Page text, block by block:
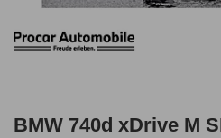
BMW 740d xDrive M